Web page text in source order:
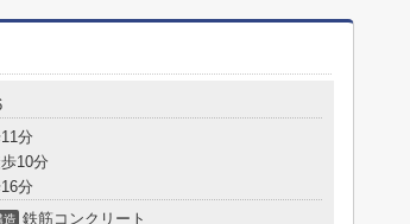
分
10分
分
造 鉄筋コンクリート